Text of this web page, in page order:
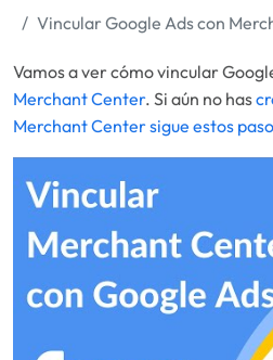
Vincular Google Ads con
Vamos a ver cómo vincular
Merchant Center. Si aún no has
Merchant Center sigue estos